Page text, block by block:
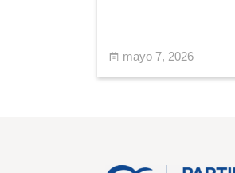
mayo 7, 2026